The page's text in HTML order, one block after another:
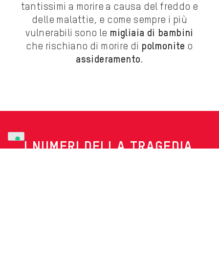
tantissimi a morire a causa del freddo e
delle malattie, e come sempre i più
vulnerabili sono le migliaia di bambini
che rischiano di morire di polmonite o
assideramento.
I NUMERI DELLA TRAGEDIA